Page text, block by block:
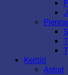
Keittiö
Astiat